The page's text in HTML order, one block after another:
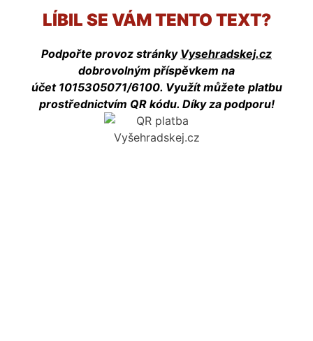
LÍBIL SE VÁM TENTO TEXT?
Podpořte provoz stránky Vysehradskej.cz
dobrovolným příspěvkem na
účet 1015305071/6100. Využít můžete platbu
prostřednictvím QR kódu. Díky za podporu!